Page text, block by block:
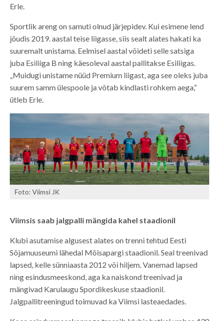
Erle.
Sportlik areng on samuti olnud järjepidev. Kui esimene lend
jõudis 2019. aastal teise liigasse, siis sealt alates hakati ka
suuremalt unistama. Eelmisel aastal võideti selle satsiga
juba Esiliiga B ning käesoleval aastal pallitakse Esiliigas.
„Muidugi unistame nüüd Premium liigast, aga see oleks juba
suurem samm ülespoole ja võtab kindlasti rohkem aega,“
ütleb Erle.
Foto: Viimsi JK
Viimsis saab jalgpalli mängida kahel staadionil
Klubi asutamise algusest alates on trenni tehtud Eesti
Sõjamuuseumi lähedal Mõisapargi staadionil. Seal treenivad
lapsed, kelle sünniaasta 2012 või hiljem. Vanemad lapsed
ning esindusmeeskond, aga ka naiskond treenivad ja
mängivad Karulaugu Spordikeskuse staadionil.
Jalgpallitreeningud toimuvad ka Viimsi lasteaedades.